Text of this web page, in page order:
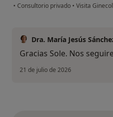
• Consultorio privado • Visita
Dra. María Jesús
Gracias Sole. Nos
21 de julio de 2026